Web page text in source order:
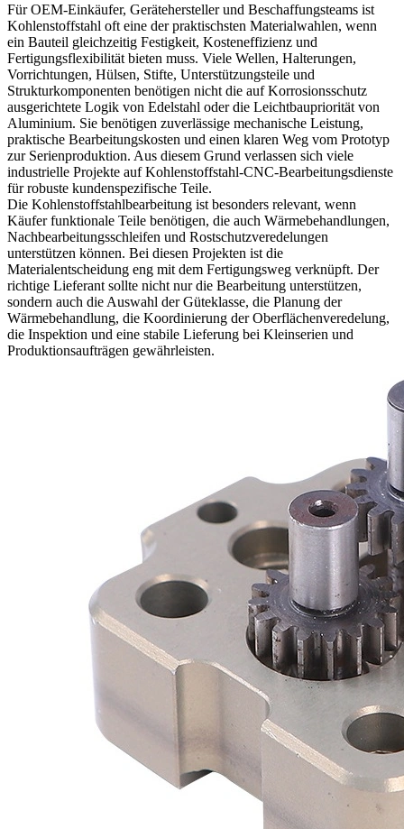
Für OEM-Einkäufer, Gerätehersteller und Beschaffungsteams ist
Kohlenstoffstahl oft eine der praktischsten Materialwahlen, wenn
ein Bauteil gleichzeitig Festigkeit, Kosteneffizienz und
Fertigungsflexibilität bieten muss. Viele Wellen, Halterungen,
Vorrichtungen, Hülsen, Stifte, Unterstützungsteile und
Strukturkomponenten benötigen nicht die auf Korrosionsschutz
ausgerichtete Logik von Edelstahl oder die Leichtbaupriorität von
Aluminium. Sie benötigen zuverlässige mechanische Leistung,
praktische Bearbeitungskosten und einen klaren Weg vom Prototyp
zur Serienproduktion. Aus diesem Grund verlassen sich viele
industrielle Projekte aufKohlenstoffstahl-CNC-Bearbeitungsdienste
für robuste kundenspezifische Teile.
Die Kohlenstoffstahlbearbeitung ist besonders relevant, wenn
Käufer funktionale Teile benötigen, die auch Wärmebehandlungen,
Nachbearbeitungsschleifen und Rostschutzveredelungen
unterstützen können. Bei diesen Projekten ist die
Materialentscheidung eng mit dem Fertigungsweg verknüpft. Der
richtige Lieferant sollte nicht nur die Bearbeitung unterstützen,
sondern auch die Auswahl der Güteklasse, die Planung der
Wärmebehandlung, die Koordinierung der Oberflächenveredelung,
die Inspektion und eine stabile Lieferung bei Kleinserien und
Produktionsaufträgen gewährleisten.